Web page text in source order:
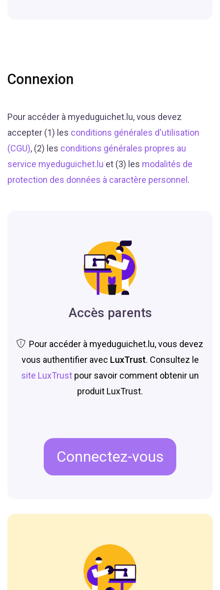
Connexion
Pour accéder à myeduguichet.lu, vous devez
accepter (1) les conditions générales d'utilisation
(CGU), (2) les conditions générales propres au
service myeduguichet.lu et (3) les modalités de
protection des données à caractère personnel .
Accès parents
Pour accéder à myeduguichet.lu, vous devez
vous authentifier avec LuxTrust. Consultez le
site LuxTrust pour savoir comment obtenir un
produit LuxTrust.
Connectez-vous